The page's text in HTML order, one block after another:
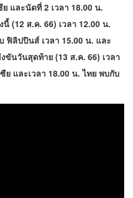
และนัดที่ 2 เวลา 18.00 น.
(12 ส.ค. 66) เวลา 12.00 น.
ฟิลิปปินส์ เวลา 15.00 น. และ
นวันสุดท้าย (13 ส.ค. 66) เวลา
และเวลา 18.00 น. ไทย พบกับ